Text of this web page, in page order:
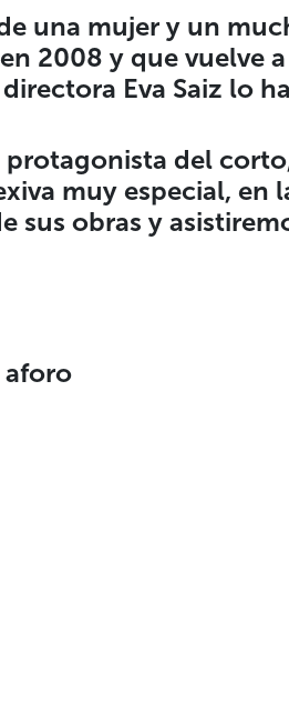
una mujer y un
2008 y que vuelve
Eva Saiz lo
protagonista del
muy especial, en
sus obras y
aforo